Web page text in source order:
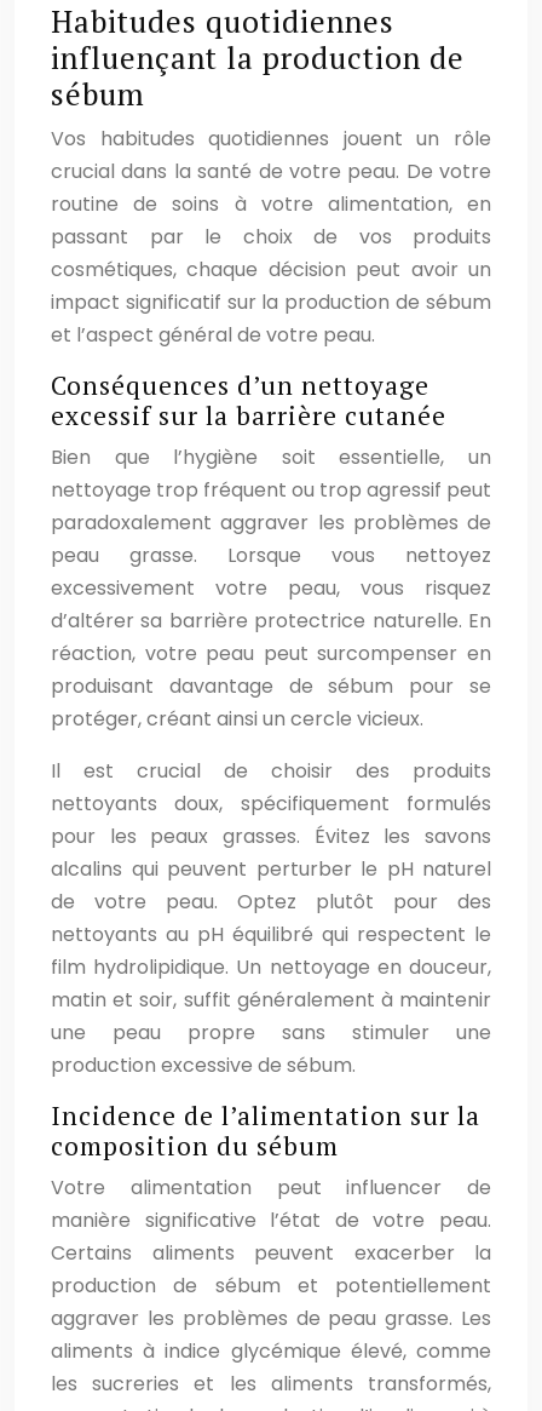
Habitudes quotidiennes
influençant la production de
sébum
Vos habitudes quotidiennes jouent un rôle
crucial dans la santé de votre peau. De votre
routine de soins à votre alimentation, en
passant par le choix de vos produits
cosmétiques, chaque décision peut avoir un
impact significatif sur la production de sébum
et l’aspect général de votre peau.
Conséquences d’un nettoyage
excessif sur la barrière cutanée
Bien que l’hygiène soit essentielle, un
nettoyage trop fréquent ou trop agressif peut
paradoxalement aggraver les problèmes de
peau grasse. Lorsque vous nettoyez
excessivement votre peau, vous risquez
d’altérer sa barrière protectrice naturelle. En
réaction, votre peau peut surcompenser en
produisant davantage de sébum pour se
protéger, créant ainsi un cercle vicieux.
Il est crucial de choisir des produits
nettoyants doux, spécifiquement formulés
pour les peaux grasses. Évitez les savons
alcalins qui peuvent perturber le pH naturel
de votre peau. Optez plutôt pour des
nettoyants au pH équilibré qui respectent le
film hydrolipidique. Un nettoyage en douceur,
matin et soir, suffit généralement à maintenir
une peau propre sans stimuler une
production excessive de sébum.
Incidence de l’alimentation sur la
composition du sébum
Votre alimentation peut influencer de
manière significative l’état de votre peau.
Certains aliments peuvent exacerber la
production de sébum et potentiellement
aggraver les problèmes de peau grasse. Les
aliments à indice glycémique élevé, comme
les sucreries et les aliments transformés,